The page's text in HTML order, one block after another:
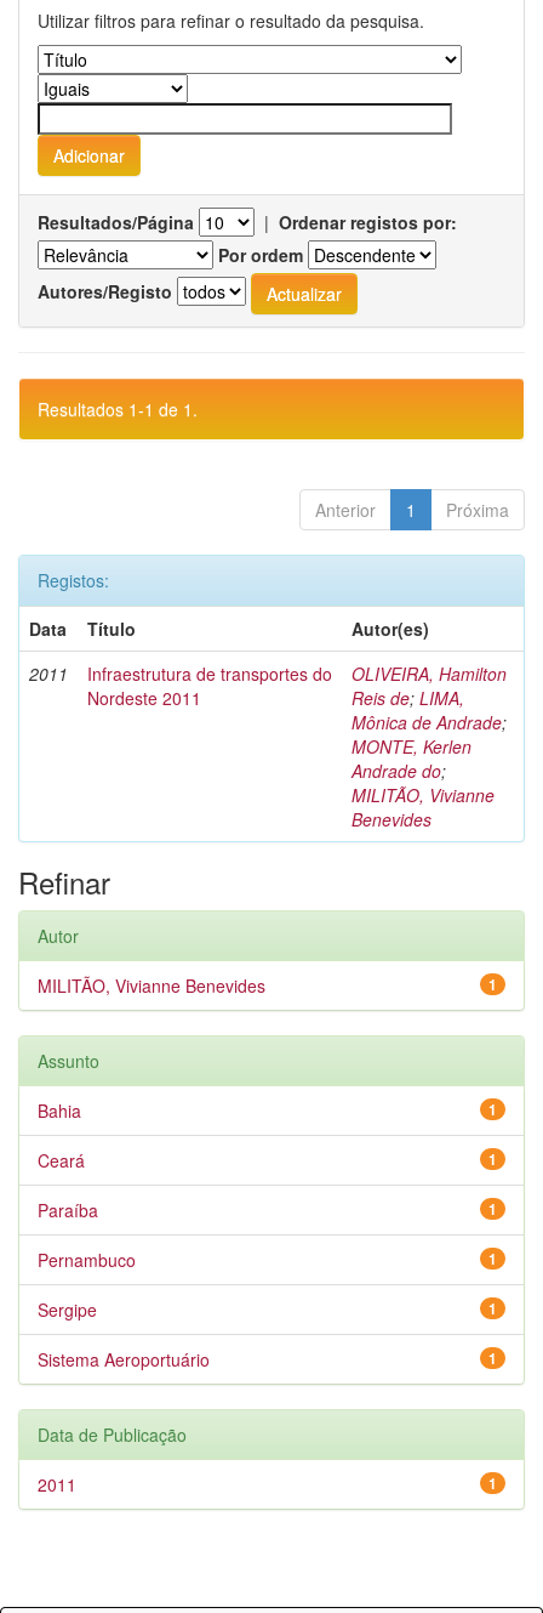
Utilizar filtros para refinar o resultado da pesquisa.
Resultados/Página | Ordenar registos por:
Por ordem
Autores/Registo
Resultados 1-1 de 1.
Anterior 1 Próxima
Registos:
Data
Título
Autor(es)
2011
Infraestrutura de transportes do
Nordeste 2011
OLIVEIRA, Hamilton
Reis de; LIMA,
Mônica de Andrade;
MONTE, Kerlen
Andrade do;
MILITÃO, Vivianne
Benevides
Refinar
Autor
1
MILITÃO, Vivianne Benevides
Assunto
1
Bahia
1
Ceará
1
Paraíba
1
Pernambuco
1
Sergipe
1
Sistema Aeroportuário
Data de Publicação
1
2011